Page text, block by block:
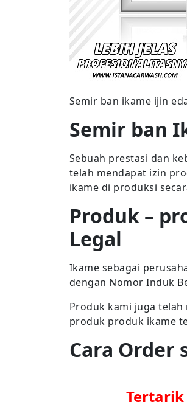
Semir ban ikame ijin
Semir ban
Sebuah prestasi dan
telah mendapat izin
ikame di produksi
Produk –
Legal
Ikame sebagai
dengan Nomor Induk
Produk kami juga
produk produk ikame
Cara Order